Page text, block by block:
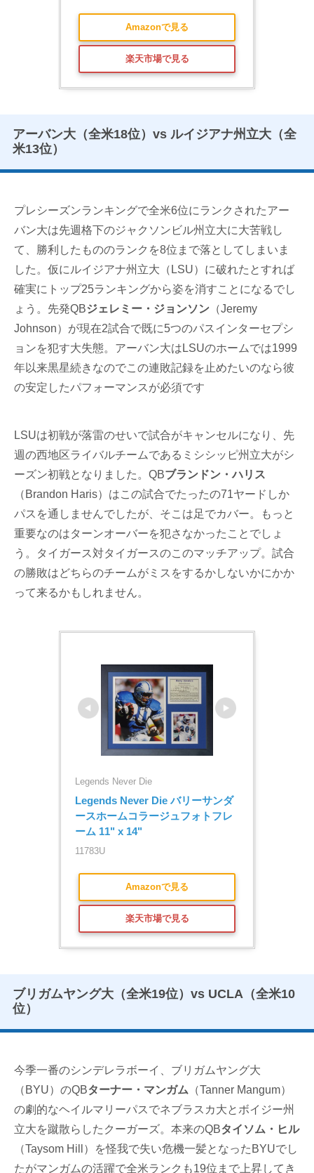
Amazonで見る
楽天市場で見る
アーバン大（全米18位）vs ルイジアナ州立大（全
米13位）
プレシーズンランキングで全米6位にランクされたアー
バン大は先週格下のジャクソンビル州立大に大苦戦し
て、勝利したもののランクを8位まで落としてしまいま
した。仮にルイジアナ州立大（LSU）に破れたとすれば
確実にトップ25ランキングから姿を消すことになるでし
ょう。先発QBジェレミー・ジョンソン （Jeremy
Johnson）が現在2試合で既に5つのパスインターセプシ
ョンを犯す大失態。アーバン大はLSUのホームでは1999
年以来黒星続きなのでこの連敗記録を止めたいのなら彼
の安定したパフォーマンスが必須です
LSUは初戦が落雷のせいで試合がキャンセルになり、先
週の西地区ライバルチームであるミシシッピ州立大がシ
ーズン初戦となりました。QBブランドン・ハリス
（Brandon Haris）はこの試合でたったの71ヤードしか
パスを通しませんでしたが、そこは足でカバー。もっと
重要なのはターンオーバーを犯さなかったことでしょ
う。タイガース対タイガースのこのマッチアップ。試合
の勝敗はどちらのチームがミスをするかしないかにかか
って来るかもしれません。
Legends Never Die
Legends Never Die バリーサンダ
ースホームコラージュフォトフレ
ーム 11" x 14"
11783U
Amazonで見る
楽天市場で見る
ブリガムヤング大（全米19位）vs UCLA（全米10
位）
今季一番のシンデレラボーイ、ブリガムヤング大
（BYU）のQBターナー・マンガム （Tanner Mangum）
の劇的なヘイルマリーパスでネブラスカ大とボイジー州
立大を蹴散らしたクーガーズ。本来のQBタイソム・ヒル
（Taysom Hill）を怪我で失い危機一髪となったBYUでし
たがマンガムの活躍で全米ランクも19位まで上昇してき